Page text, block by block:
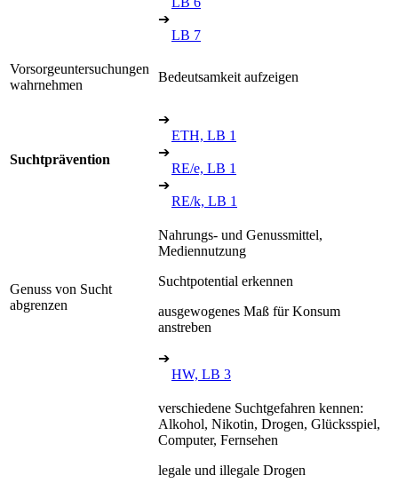
➔
LB 7
Vorsorgeuntersuchungen
wahrnehmen
Bedeutsamkeit aufzeigen
Suchtprävention
➔
ETH, LB 1
➔
RE/e, LB 1
➔
RE/k, LB 1
Genuss von Sucht
abgrenzen
Nahrungs- und Genussmittel,
Mediennutzung
Suchtpotential erkennen
ausgewogenes Maß für Konsum
anstreben
➔
HW, LB 3
verschiedene Suchtgefahren kennen:
Alkohol, Nikotin, Drogen, Glücksspiel,
Computer, Fernsehen
legale und illegale Drogen